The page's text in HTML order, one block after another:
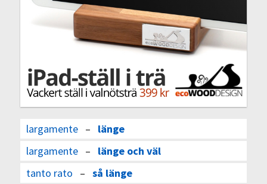
largamente– länge
largamente– länge och väl
tanto rato – så länge